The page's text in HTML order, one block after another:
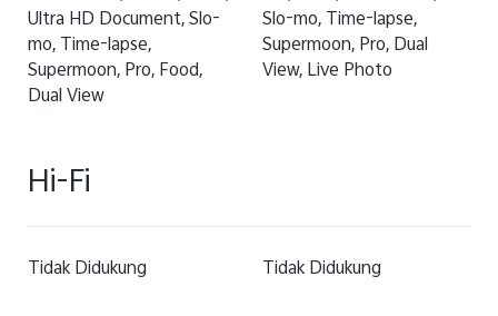
Ultra HD Document, Slo-
mo, Time-lapse,
Supermoon, Pro, Food,
Dual View
Slo-mo, Time-lapse,
Supermoon, Pro, Dual
View, Live Photo
Hi-Fi
Tidak Didukung Tidak Didukung